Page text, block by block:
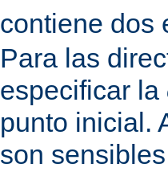
contiene dos
Para las
especificar la
punto inicial.
son